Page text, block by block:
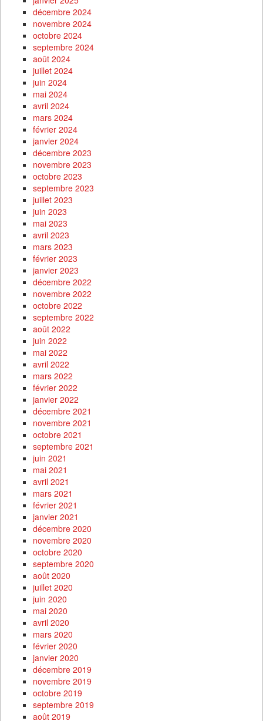
décembre 2024
novembre 2024
octobre 2024
septembre 2024
août 2024
juillet 2024
juin 2024
mai 2024
avril 2024
mars 2024
février 2024
janvier 2024
décembre 2023
novembre 2023
octobre 2023
septembre 2023
juillet 2023
juin 2023
mai 2023
avril 2023
mars 2023
février 2023
janvier 2023
décembre 2022
novembre 2022
octobre 2022
septembre 2022
août 2022
juin 2022
mai 2022
avril 2022
mars 2022
février 2022
janvier 2022
décembre 2021
novembre 2021
octobre 2021
septembre 2021
juin 2021
mai 2021
avril 2021
mars 2021
février 2021
janvier 2021
décembre 2020
novembre 2020
octobre 2020
septembre 2020
août 2020
juillet 2020
juin 2020
mai 2020
avril 2020
mars 2020
février 2020
janvier 2020
décembre 2019
novembre 2019
octobre 2019
septembre 2019
août 2019